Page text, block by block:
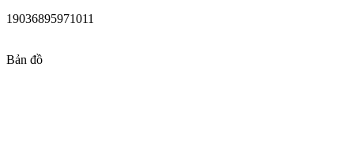
19036895971011
Bản đồ